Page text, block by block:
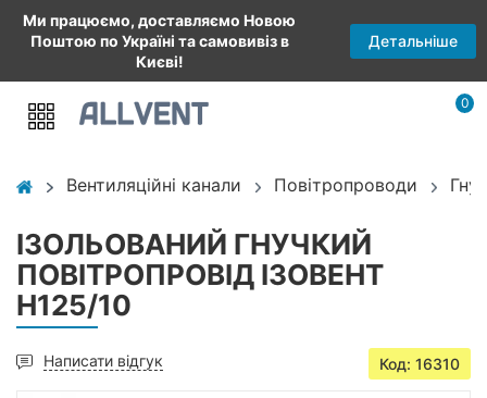
Ми працюємо, доставляємо Новою
Поштою по Україні та самовивіз в
Києві!
Детальніше
0
Вентиляційні канали Повітропроводи
ІЗОЛЬОВАНИЙ ГНУЧКИЙ
ПОВІТРОПРОВІД ІЗОВЕНТ
Н125/10
Написати відгук Код: 16310